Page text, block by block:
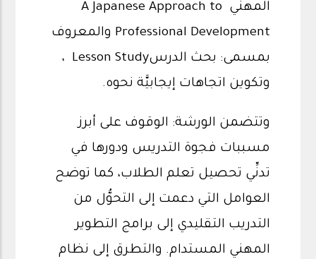
المهني A Japanese Approach to
Professional Development والمعروف
بمسمى: بحث الدرسLesson Study ،
وتكوين اتجاهات إيجابيَّة نحوه.
وتتضمن الورشة: الوقوف على أبرز
مسببات فجوة التدريس ودورها في
تدنِّي تحصيل تعلم الطلاب، كما توضح
العوامل التي دعمت إلى التحوُّل من
التدريب التقليدي إلى برامج التطوير
المهني المستدام. والتطرق إلى نظام